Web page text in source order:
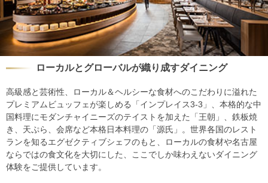
ローカルとグローバルが織り成すダイニング
高級感と芸術性、ローカル＆ヘルシーな食材へのこだわりに溢れた
プレミアムビュッフェが楽しめる「インプレイス3-3」、本格的な中
国料理にモダンチャイニーズのテイストを加えた「王朝」、鉄板焼
き、天ぷら、会席など本格日本料理の「源氏」。世界各国のレスト
ランを知るエグゼクティブシェフのもと、ローカルの食材や名古屋
ならではの食文化を大切にした、ここでしか味わえないダイニング
体験をご提供しています。